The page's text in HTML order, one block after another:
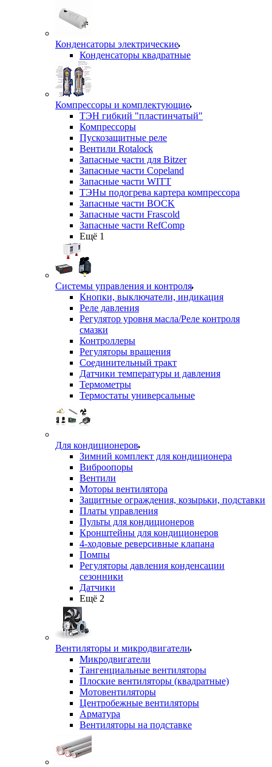
Конденсаторы электрические
Конденсаторы квадратные
Компрессоры и комплектующие
ТЭН гибкий "пластинчатый"
Компрессоры
Пускозащитные реле
Вентили Rotalock
Запасные части для Bitzer
Запасные части Copeland
Запасные части WITT
ТЭНы подогрева картера компрессора
Запасные части BOCK
Запасные части Frascold
Запасные части RefComp
Ещё 1
Системы управления и контроля
Кнопки, выключатели, индикация
Реле давления
Регулятор уровня масла/Реле контроля
смазки
Контроллеры
Регуляторы вращения
Соединительный тракт
Датчики температуры и давления
Термометры
Термостаты универсальные
Для кондиционеров
Зимний комплект для кондиционера
Виброопоры
Вентили
Моторы вентилятора
Защитные ограждения, козырьки, подставки
Платы управления
Пульты для кондиционеров
Кронштейны для кондиционеров
4-ходовые реверсивные клапана
Помпы
Регуляторы давления конденсации
сезонники
Датчики
Ещё 2
Вентиляторы и микродвигатели
Микродвигатели
Тангенциальные вентиляторы
Плоские вентиляторы (квадратные)
Мотовентиляторы
Центробежные вентиляторы
Арматура
Вентиляторы на подставке